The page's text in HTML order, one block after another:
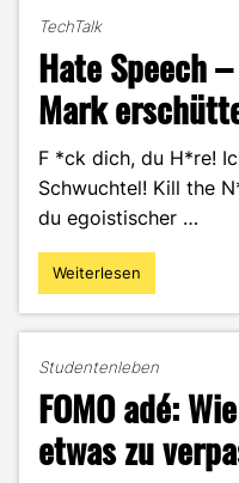
TechTalk
Hate Speech
Mark
F *ck dich, du H*re!
Schwuchtel! Kill the
du egoistischer …
"Hate
Speech
die
das
Mark
erschüttern"
Weiterlesen
Studentenleben
FOMO adé:
etwas zu